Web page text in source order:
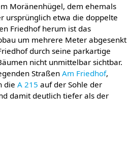
Moränenhügel, dem ehemals
ursprünglich etwa die doppelte
Friedhof herum ist das
um mehrere Meter abgesenkt
durch seine parkartige
nicht unmittelbar sichtbar.
Straßen Am Friedhof,
die A 215 auf der Sohle der
damit deutlich tiefer als der